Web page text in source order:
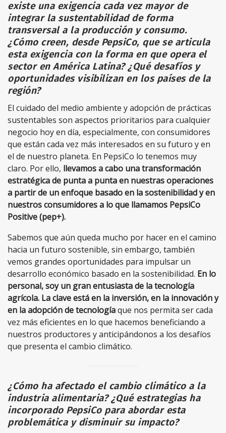
existe una exigencia cada vez mayor de
integrar la sustentabilidad de forma
transversal a la producción y consumo.
¿Cómo creen, desde PepsiCo, que se articula
esta exigencia con la forma en que opera el
sector en América Latina? ¿Qué desafíos y
oportunidades visibilizan en los países de la
región?
El cuidado del medio ambiente y adopción de prácticas
sustentables son aspectos prioritarios para cualquier
negocio hoy en día, especialmente, con consumidores
que están cada vez más interesados en su futuro y en
el de nuestro planeta. En PepsiCo lo tenemos muy
claro. Por ello, llevamos a cabo una transformación
estratégica de punta a punta en nuestras operaciones
a partir de un enfoque basado en la sostenibilidad y en
nuestros consumidores a lo que llamamos PepsiCo
Positive (pep+).
Sabemos que aún queda mucho por hacer en el camino
hacia un futuro sostenible, sin embargo, también
vemos grandes oportunidades para impulsar un
desarrollo económico basado en la sostenibilidad. En lo
personal, soy un gran entusiasta de la tecnología
agrícola. La clave está en la inversión, en la innovación y
en la adopción de tecnologíaque nos permita ser cada
vez más eficientes en lo que hacemos beneficiando a
nuestros productores y anticipándonos a los desafíos
que presenta el cambio climático.
¿Cómo ha afectado el cambio climático a la
industria alimentaria? ¿Qué estrategias ha
incorporado PepsiCo para abordar esta
problemática y disminuir su impacto?